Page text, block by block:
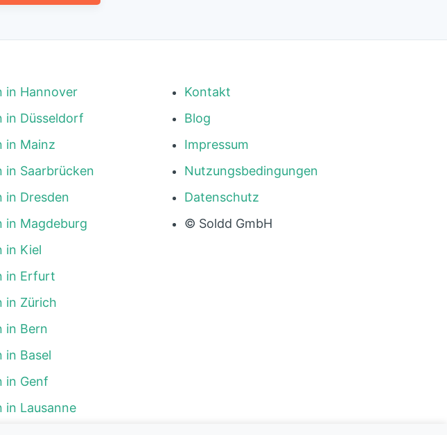
in Hannover
in Düsseldorf
in Mainz
in Saarbrücken
in Dresden
in Magdeburg
in Kiel
in Erfurt
in Zürich
in Bern
in Basel
in Genf
in Lausanne
Kontakt
Blog
Impressum
Nutzungsbedingungen
Datenschutz
© Soldd GmbH